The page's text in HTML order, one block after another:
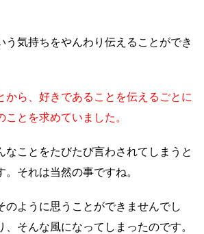
う気持ちをやんわり伝えることができ
から、好きであることを伝えるごとに
とを求めていました。
なことをたびたび言わされてしまうと
それは当然の事ですね。
のように思うことができませんでし
そんな風になってしまったのです。